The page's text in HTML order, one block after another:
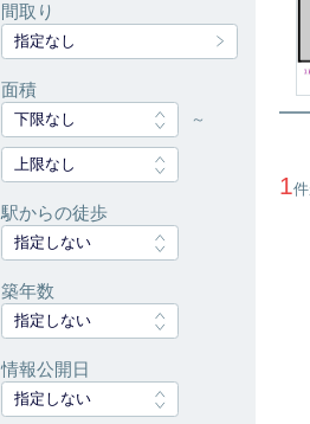
1
間取り
指定なし
面積
下限なし ～
上限なし
駅からの徒歩
指定しない
築年数
指定しない
情報公開日
指定しない